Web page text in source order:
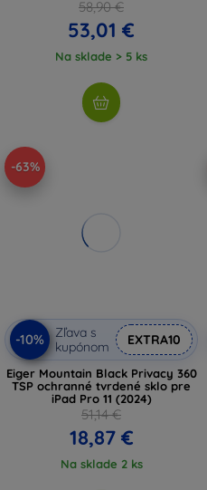
58,90 €
53,01 €
Na sklade > 5 ks
-63%
-10%
Zľava s
kupónom
EXTRA10
Eiger Mountain Black Privacy 360
TSP ochranné tvrdené sklo pre
iPad Pro 11 (2024)
51,14 €
18,87 €
Na sklade 2 ks